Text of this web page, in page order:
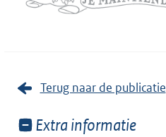
Terug naar de publicatie
Toon
Extra informatie